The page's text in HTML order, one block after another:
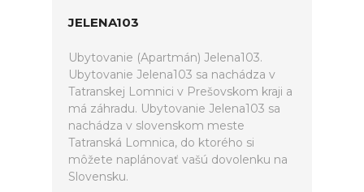
JELENA103
Ubytovanie (Apartmán) Jelena103.
Ubytovanie Jelena103 sa nachádza v
Tatranskej Lomnici v Prešovskom kraji a
má záhradu. Ubytovanie Jelena103 sa
nachádza v slovenskom meste
Tatranská Lomnica, do ktorého si
môžete naplánovať vašú dovolenku na
Slovensku.